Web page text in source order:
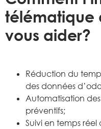
télématique
vous aider?
Réduction du
des données
Automatisation
préventifs;
Suivi en temps